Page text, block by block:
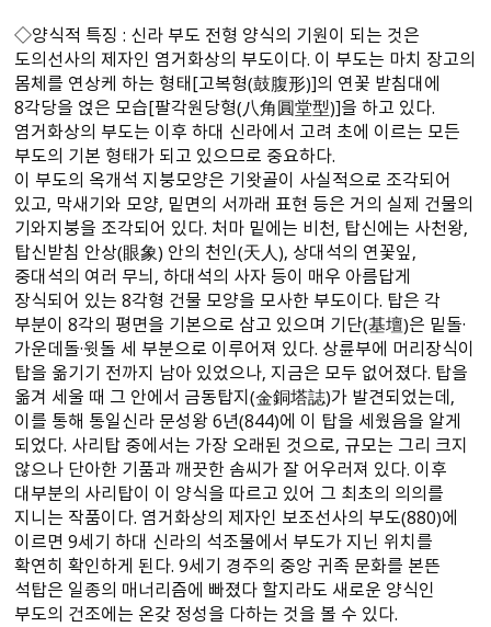
◇양식적 특징 : 신라 부도 전형 양식의 기원이 되는 것은
도의선사의 제자인 염거화상의 부도이다. 이 부도는 마치 장고의
몸체를 연상케 하는 형태[고복형（鼓腹形）]의 연꽃 받침대에
8각당을 얹은 모습[팔각원당형（八角圓堂型）]을 하고 있다.
염거화상의 부도는 이후 하대 신라에서 고려 초에 이르는 모든
부도의 기본 형태가 되고 있으므로 중요하다.
이 부도의 옥개석 지붕모양은 기왓골이 사실적으로 조각되어
있고, 막새기와 모양, 밑면의 서까래 표현 등은 거의 실제 건물의
기와지붕을 조각되어 있다. 처마 밑에는 비천, 탑신에는 사천왕,
탑신받침 안상（眼象） 안의 천인（天人）, 상대석의 연꽃잎,
중대석의 여러 무늬, 하대석의 사자 등이 매우 아름답게
장식되어 있는 8각형 건물 모양을 모사한 부도이다. 탑은 각
부분이 8각의 평면을 기본으로 삼고 있으며 기단（基壇）은 밑돌·
가운데돌·윗돌 세 부분으로 이루어져 있다. 상륜부에 머리장식이
탑을 옮기기 전까지 남아 있었으나, 지금은 모두 없어졌다. 탑을
옮겨 세울 때 그 안에서 금동탑지（金銅塔誌）가 발견되었는데,
이를 통해 통일신라 문성왕 6년（844）에 이 탑을 세웠음을 알게
되었다. 사리탑 중에서는 가장 오래된 것으로, 규모는 그리 크지
않으나 단아한 기품과 깨끗한 솜씨가 잘 어우러져 있다. 이후
대부분의 사리탑이 이 양식을 따르고 있어 그 최초의 의의를
지니는 작품이다. 염거화상의 제자인 보조선사의 부도（880）에
이르면 9세기 하대 신라의 석조물에서 부도가 지닌 위치를
확연히 확인하게 된다. 9세기 경주의 중앙 귀족 문화를 본뜬
석탑은 일종의 매너리즘에 빠졌다 할지라도 새로운 양식인
부도의 건조에는 온갖 정성을 다하는 것을 볼 수 있다.